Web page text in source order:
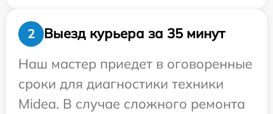
2
Выезд курьера за 35 минут
Наш мастер приедет в оговоренные
сроки для диагностики техники
Midea. В случае сложного ремонта